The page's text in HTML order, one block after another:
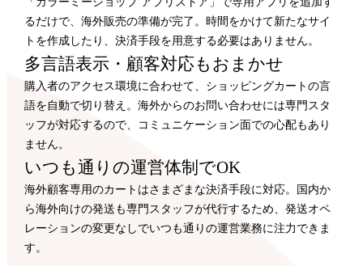
るだけで、海外販売の準備が完了。時間をかけて新たなサイ
トを作成したり、決済手段を用意する必要はありません。
多言語表示・顧客対応もおまかせ
購入者のアクセス環境に合わせて、ショッピングカートの言
語を自動で切り替え。海外からのお問い合わせには専門スタ
ッフが対応するので、コミュニケーション面での心配もあり
ません。
いつも通りの運営体制でOK
海外顧客専用のカートはさまざまな決済手段に対応。国内か
ら海外向けの発送も専門スタッフが代行するため、発送オペ
レーションの変更なしでいつも通りの運営業務に注力できま
す。